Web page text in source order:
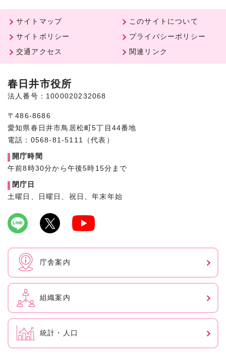
サイトマップ
このサイトについて
サイトポリシー
プライバシーポリシー
交通アクセス
関連リンク
春日井市役所
法人番号：1000020232068
〒486-8686
愛知県春日井市鳥居松町5丁目44番地
電話：0568-81-5111（代表）
開庁時間
午前8時30分から午後5時15分まで
閉庁日
土曜日、日曜日、祝日、年末年始
庁舎案内
組織案内
統計・人口